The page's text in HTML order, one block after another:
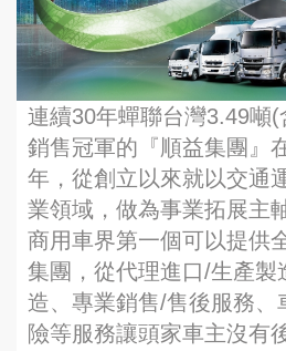
連續30年蟬聯台灣3.49噸
銷售冠軍的『順益集團』
年，從創立以來就以交通
業領域，做為事業拓展主
商用車界第一個可以提供
集團，從代理進口/生產製
造、專業銷售/售後服務、
險等服務讓頭家車主沒有